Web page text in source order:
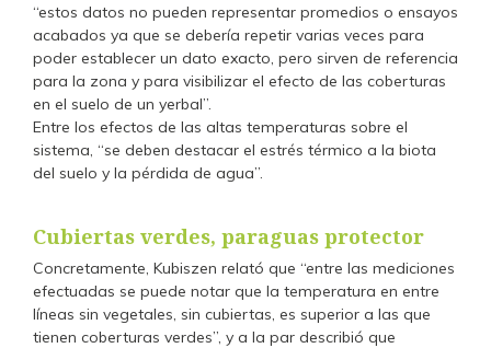
“estos datos no pueden representar promedios o ensayos
acabados ya que se debería repetir varias veces para
poder establecer un dato exacto, pero sirven de referencia
para la zona y para visibilizar el efecto de las coberturas
en el suelo de un yerbal”.
Entre los efectos de las altas temperaturas sobre el
sistema, “se deben destacar el estrés térmico a la biota
del suelo y la pérdida de agua”.
Cubiertas verdes, paraguas protector
Concretamente, Kubiszen relató que “entre las mediciones
efectuadas se puede notar que la temperatura en entre
líneas sin vegetales, sin cubiertas, es superior a las que
tienen coberturas verdes”, y a la par describió que